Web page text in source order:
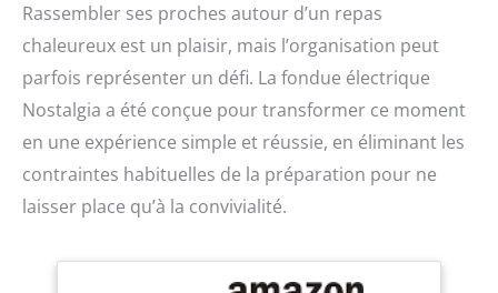
Rassembler ses proches autour d’un repas
chaleureux est un plaisir, mais l’organisation peut
parfois représenter un défi. La fondue électrique
Nostalgia a été conçue pour transformer ce moment
en une expérience simple et réussie, en éliminant les
contraintes habituelles de la préparation pour ne
laisser place qu’à la convivialité.